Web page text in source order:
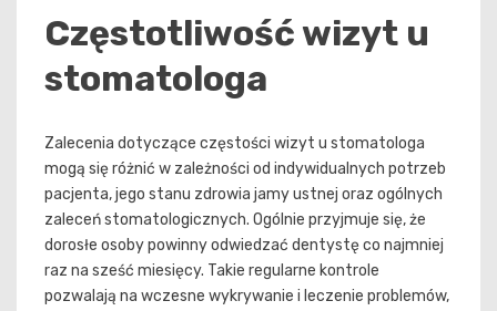
Częstotliwość wizyt u
stomatologa
Zalecenia dotyczące częstości wizyt u stomatologa
mogą się różnić w zależności od indywidualnych potrzeb
pacjenta, jego stanu zdrowia jamy ustnej oraz ogólnych
zaleceń stomatologicznych. Ogólnie przyjmuje się, że
dorosłe osoby powinny odwiedzać dentystę co najmniej
raz na sześć miesięcy. Takie regularne kontrole
pozwalają na wczesne wykrywanie i leczenie problemów,